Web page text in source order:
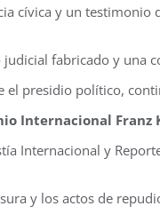
cívica y un testimonio
fabricado y una
el presidio político,
Internacional Franz
Internacional y
y los actos de